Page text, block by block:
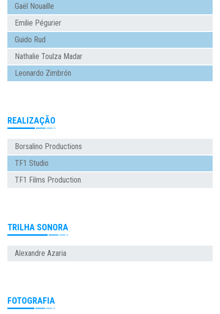
Gaël Nouaille
Emilie Pégurier
Guido Rud
Nathalie Toulza Madar
Leonardo Zimbrón
REALIZAÇÃO
Borsalino Productions
TF1 Studio
TF1 Films Production
TRILHA SONORA
Alexandre Azaria
FOTOGRAFIA